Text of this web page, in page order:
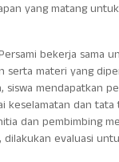
yang matang
bekerja sama
serta materi yang
siswa mendapatkan
keselamatan dan tata
dan pembimbing
evaluasi